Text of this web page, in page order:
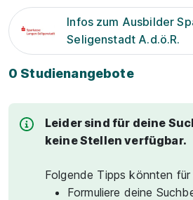
Infos zum Ausbilder
Seligenstadt A.d.ö.R.
0 Studienangebote
Leider sind für deine
keine Stellen verfügbar.
Folgende Tipps könnten
Formuliere deine